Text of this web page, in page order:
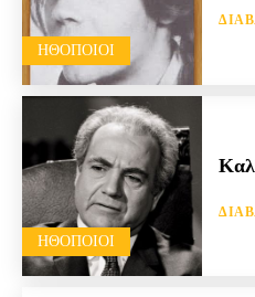
HΘΟΠΟΙΟΊ
HΘΟΠΟΙΟΊ